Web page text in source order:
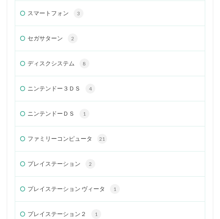
スマートフォン 3
セガサターン 2
ディスクシステム 8
ニンテンドー３ＤＳ 4
ニンテンドーＤＳ 1
ファミリーコンピュータ 21
プレイステーション 2
プレイステーション ヴィータ 1
プレイステーション２ 1